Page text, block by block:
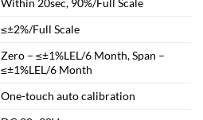
Within 20sec, 90%/Full Scale
≤±2%/Full Scale
Zero – ≤±1%LEL/6 Month, Span –
≤±1%LEL/6 Month
One-touch auto calibration